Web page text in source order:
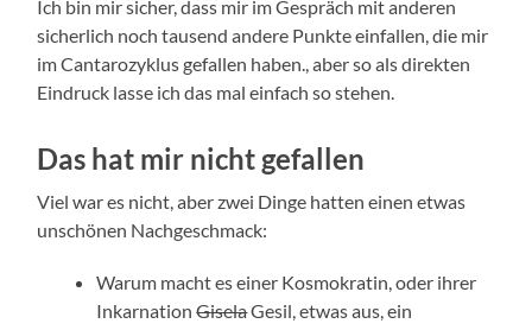
Ich bin mir sicher, dass mir im Gespräch mit anderen
sicherlich noch tausend andere Punkte einfallen, die mir
im Cantarozyklus gefallen haben., aber so als direkten
Eindruck lasse ich das mal einfach so stehen.
Das hat mir nicht gefallen
Viel war es nicht, aber zwei Dinge hatten einen etwas
unschönen Nachgeschmack:
Warum macht es einer Kosmokratin, oder ihrer
InkarnationGiselaGesil, etwas aus, ein